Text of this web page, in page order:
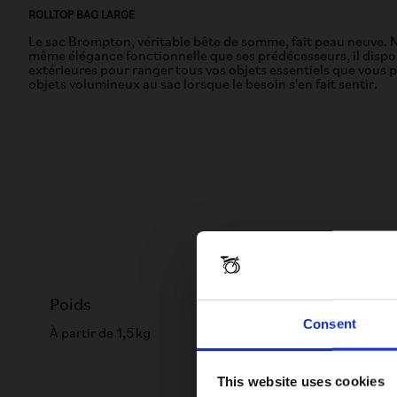
Consent
This website uses cookies
ROLLTOP BAG LARGE
Le sac Brompton, véritable bête de somme, fait peau
même élégance fonctionnelle que ses prédécesseurs, il
extérieures pour ranger tous vos objets essentiels que vous
objets volumineux au sac lorsque le besoin s'en fait sentir.
Poids
À partir de 1,5 kg